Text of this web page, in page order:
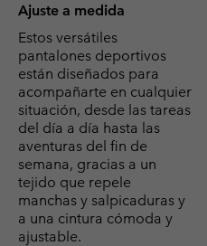
Ajuste a medida
Estos versátiles
pantalones deportivos
están diseñados para
acompañarte en cualquier
situación, desde las tareas
del día a día hasta las
aventuras del fin de
semana, gracias a un
tejido que repele
manchas y salpicaduras y
a una cintura cómoda y
ajustable.